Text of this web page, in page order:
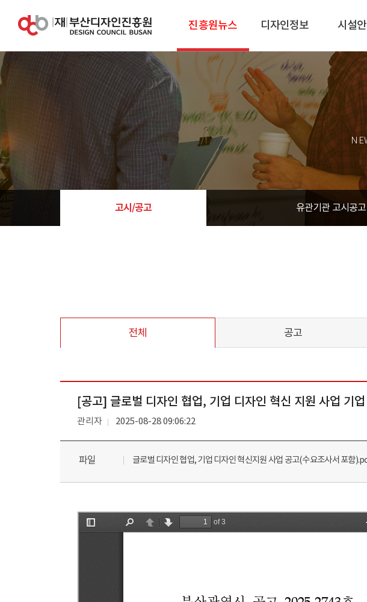
진흥원뉴스 디자인정보 시설
고시/공고 유관기관 고시공고
전체 공고
[공고] 글로벌 디자인 협업, 기업 디자인 혁신 지원 사업 기
관리자 2025-08-28 09:06:22
파일 글로벌 디자인 협업, 기업 디자인 혁신지원 사업 공고(수요조사서 포함